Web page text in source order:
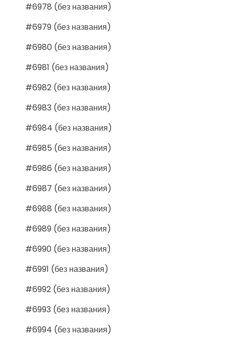
#6978 (без названия)
#6979 (без названия)
#6980 (без названия)
#6981 (без названия)
#6982 (без названия)
#6983 (без названия)
#6984 (без названия)
#6985 (без названия)
#6986 (без названия)
#6987 (без названия)
#6988 (без названия)
#6989 (без названия)
#6990 (без названия)
#6991 (без названия)
#6992 (без названия)
#6993 (без названия)
#6994 (без названия)